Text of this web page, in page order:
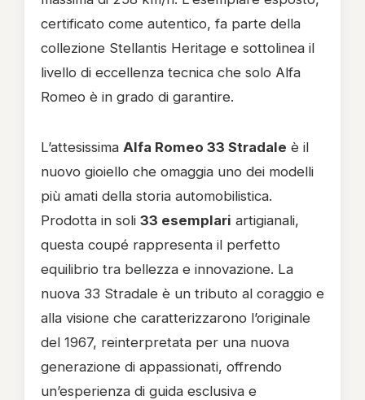
certificato come autentico, fa parte della
collezione Stellantis Heritage e sottolinea il
livello di eccellenza tecnica che solo Alfa
Romeo è in grado di garantire.
L’attesissima Alfa Romeo 33 Stradale è il
nuovo gioiello che omaggia uno dei modelli
più amati della storia automobilistica.
Prodotta in soli 33 esemplari artigianali,
questa coupé rappresenta il perfetto
equilibrio tra bellezza e innovazione. La
nuova 33 Stradale è un tributo al coraggio e
alla visione che caratterizzarono l’originale
del 1967, reinterpretata per una nuova
generazione di appassionati, offrendo
un’esperienza di guida esclusiva e